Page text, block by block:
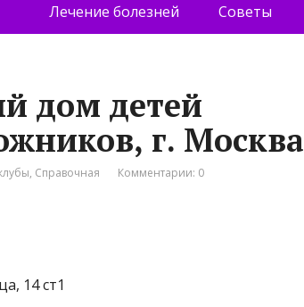
Лечение болезней Советы
дом детей
г. Москва
, Справочная Комментарии: 0
14 ст1